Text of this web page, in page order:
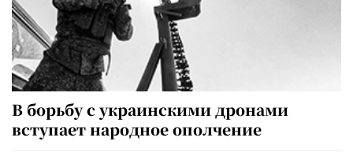
В борьбу с украинскими дронами
вступает народное ополчение